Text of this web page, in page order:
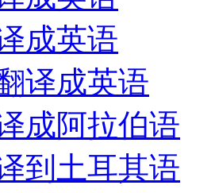
成英语
译成英语
成阿拉伯语
到土耳其语